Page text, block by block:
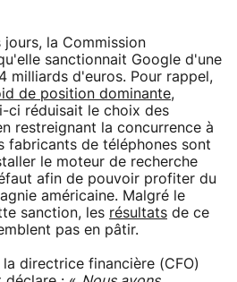
jours, la Commission
sanctionnait Google d'une
milliards d'euros. Pour rappel,
de position dominante,
ci réduisait le choix des
restreignant la concurrence à
fabricants de téléphones sont
le moteur de recherche
afin de pouvoir profiter du
américaine. Malgré le
sanction, les résultats de ce
pas en pâtir.
directrice financière (CFO)